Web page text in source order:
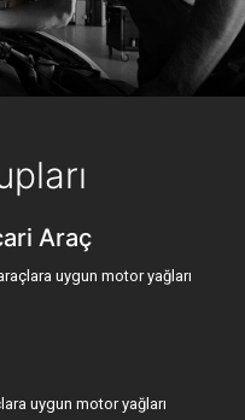
Araç
uygun motor yağları
uygun motor yağları